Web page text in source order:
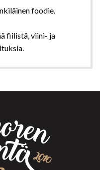
foodie.
fiilistä, viini- ja